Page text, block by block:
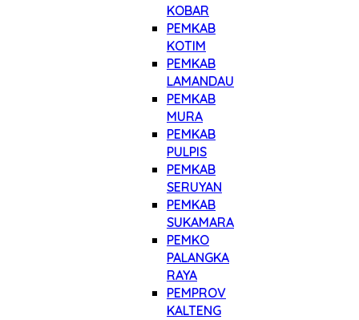
KOBAR
PEMKAB
KOTIM
PEMKAB
LAMANDAU
PEMKAB
MURA
PEMKAB
PULPIS
PEMKAB
SERUYAN
PEMKAB
SUKAMARA
PEMKO
PALANGKA
RAYA
PEMPROV
KALTENG